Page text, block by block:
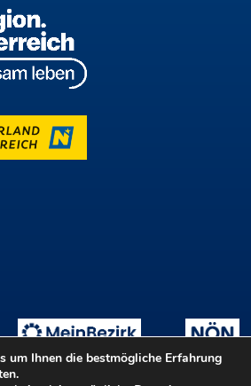
um Ihnen die bestmögliche Erfahrung